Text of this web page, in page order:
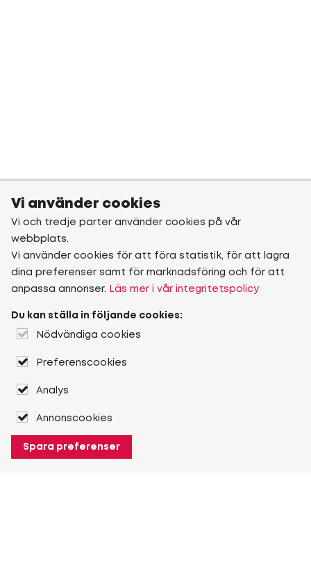
Vi använder cookies
Vi och tredje parter använder cookies på vår
webbplats.
Vi använder cookies för att föra statistik, för att lagra
dina preferenser samt för marknadsföring och för att
anpassa annonser.
Läs mer i vår integritetspolicy
Du kan ställa in följande cookies:
Nödvändiga cookies
Preferenscookies
Analys
Annonscookies
Spara preferenser